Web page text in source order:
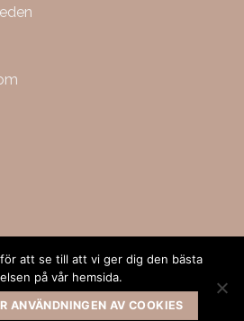
2026 ©BeautyGross
att se till att vi ger dig den bästa
på vår hemsida.
ANVÄNDNINGEN AV COOKIES